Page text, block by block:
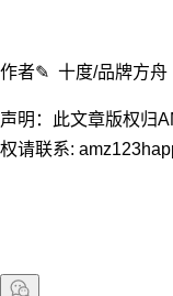
作者✎ 十度/品牌方舟
声明：此文章版权归
权请联系: